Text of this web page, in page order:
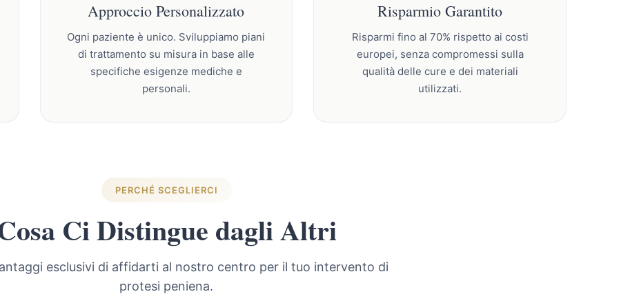
Approccio Personalizzato
Ogni paziente è unico. Sviluppiamo piani
di trattamento su misura in base alle
specifiche esigenze mediche e
personali.
Risparmio Garantito
Risparmi fino al 70% rispetto ai costi
europei, senza compromessi sulla
qualità delle cure e dei materiali
utilizzati.
PERCHÉ SCEGLIERCI
Ci Distingue dagli Altri
esclusivi di affidarti al nostro centro per il tuo intervento di
protesi peniena.